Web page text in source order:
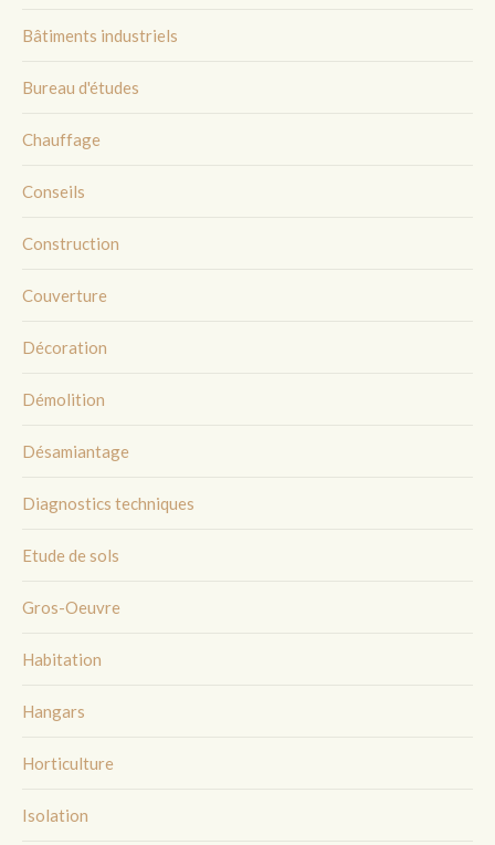
Bâtiments industriels
Bureau d'études
Chauffage
Conseils
Construction
Couverture
Décoration
Démolition
Désamiantage
Diagnostics techniques
Etude de sols
Gros-Oeuvre
Habitation
Hangars
Horticulture
Isolation